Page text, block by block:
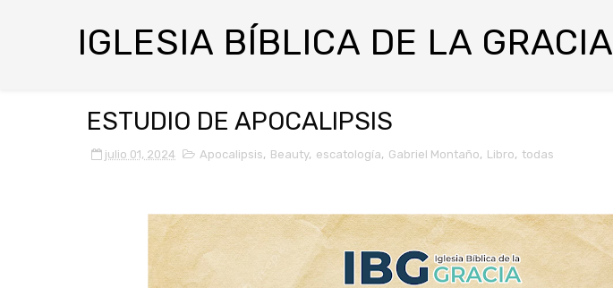
IGLESIA BÍBLICA DE LA GRACIA
ESTUDIO DE APOCALIPSIS
julio 01, 2024 Apocalipsis, Beauty, escatología, Gabriel Montaño, Libro, todas